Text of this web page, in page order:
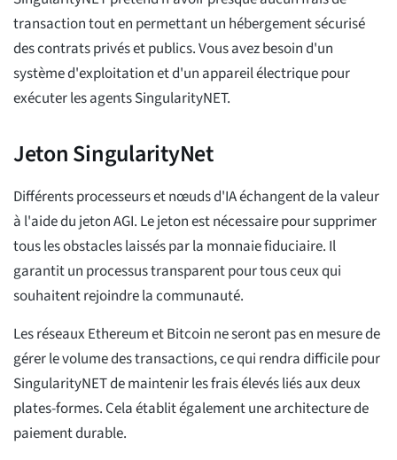
transaction tout en permettant un hébergement sécurisé
des contrats privés et publics. Vous avez besoin d'un
système d'exploitation et d'un appareil électrique pour
exécuter les agents SingularityNET.
Jeton SingularityNet
Différents processeurs et nœuds d'IA échangent de la valeur
à l'aide du jeton AGI. Le jeton est nécessaire pour supprimer
tous les obstacles laissés par la monnaie fiduciaire. Il
garantit un processus transparent pour tous ceux qui
souhaitent rejoindre la communauté.
Les réseaux Ethereum et Bitcoin ne seront pas en mesure de
gérer le volume des transactions, ce qui rendra difficile pour
SingularityNET de maintenir les frais élevés liés aux deux
plates-formes. Cela établit également une architecture de
paiement durable.